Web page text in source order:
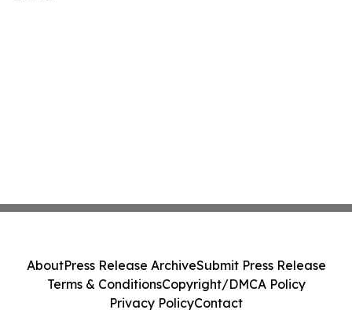
AboutPress Release ArchiveSubmit Press Release
Terms & ConditionsCopyright/DMCA Policy
Privacy PolicyContact